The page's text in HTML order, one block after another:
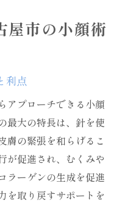
屋市の小顔術
利点
アプローチできる小顔
最大の特長は、針を使
膚の緊張を和らげるこ
が促進され、むくみや
ラーゲンの生成を促進
を取り戻すサポートを